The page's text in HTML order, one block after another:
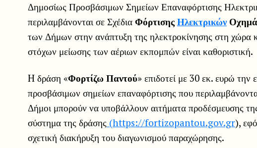
Δημοσίως Προσβάσιμων Σημείων Επαναφόρτισης
περιλαμβάνονται σε Σχέδια Φόρτισης Ηλεκτρικών
των Δήμων στην ανάπτυξη της ηλεκτροκίνησης στη χώρα
στόχων μείωσης των αέριων εκπομπών είναι καθοριστική.
H δράση «Φορτίζω Παντού» επιδοτεί με 30 εκ. ευρώ την
προσβάσιμων σημείων επαναφόρτισης που
Δήμοι μπορούν να υποβάλλουν αιτήματα προδέσμευσης
σύστημα της δράσης (https://fortizopantou.gov.gr),
σχετική διακήρυξη του διαγωνισμού παραχώρησης.